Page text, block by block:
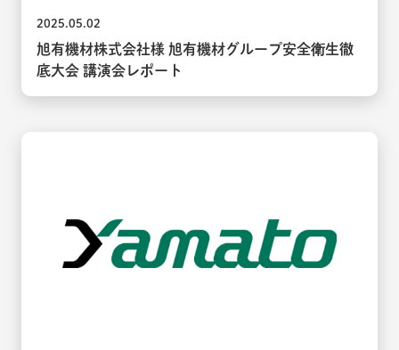
2025.05.02
旭有機材株式会社様 旭有機材グループ安全衛生徹
底大会 講演会レポート